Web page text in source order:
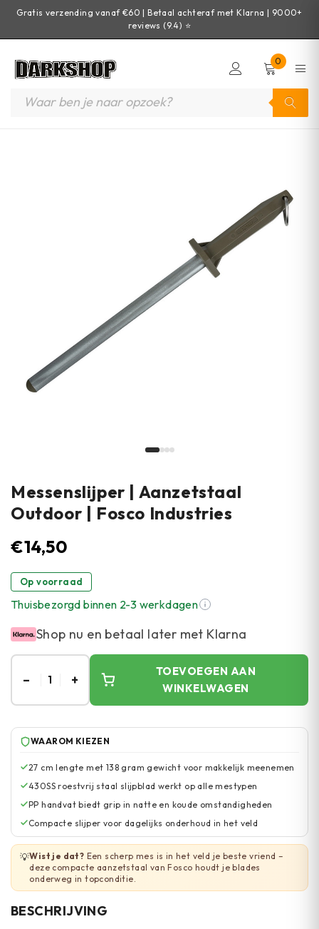
Gratis verzending vanaf €60 | Betaal achteraf met Klarna | 9000+
reviews (9.4) ⭐
0
Messenslijper | Aanzetstaal
Outdoor | Fosco Industries
€14,50
Op voorraad
Thuisbezorgd binnen 2-3 werkdagen
Shop nu en betaal later met Klarna
– 1 +
TOEVOEGEN AAN
WINKELWAGEN
WAAROM KIEZEN
27 cm lengte met 138 gram gewicht voor makkelijk meenemen
430SS roestvrij staal slijpblad werkt op alle mestypen
PP handvat biedt grip in natte en koude omstandigheden
Compacte slijper voor dagelijks onderhoud in het veld
💡Wist je dat? Een scherp mes is in het veld je beste vriend –
deze compacte aanzetstaal van Fosco houdt je blades
onderweg in topconditie.
BESCHRIJVING